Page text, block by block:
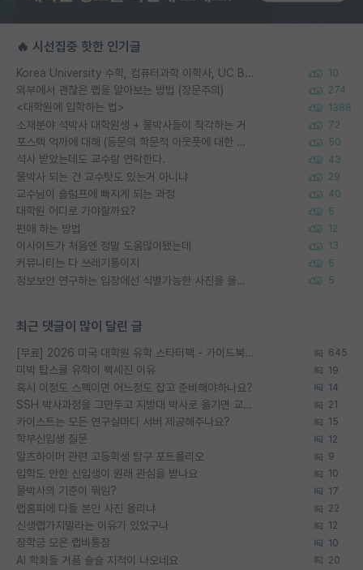
🔥 시선집중 핫한 인기글
Korea University 수학, 컴퓨터과학 이학사, UC Berkeley 산업공학 대학원 공학박사가 되는 것은 쉽지 않겠죠? 10
외부에서 괜찮은 랩을 알아보는 방법 (장문주의) 274
<대학원에 입학하는 법> 1388
소재분야 석박사 대학원생 + 물박사들이 착각하는 거 72
포스텍 억까에 대해 (동문의 학문적 아웃풋에 대한 반박) 50
석사 받았는데도 교수랑 연락한다. 43
물박사 되는 건 교수탓도 있는거 아니냐 29
교수님이 슬럼프에 빠지게 되는 과정 40
대학원 어디로 가야할까요? 5
편애 하는 방법 12
이사이트가 처음엔 정말 도움많이됐는데 13
커뮤니티는 다 쓰레기통이지 5
정보보안 연구하는 입장에선 식별가능한 사진을 올리는건 비추이긴함 5
최근 댓글이 많이 달린 글
[무료] 2026 미국 대학원 유학 스타터팩 - 가이드북 & 합격자 컨택메일 템플릿 645
미박 탑스쿨 유학이 빡세진 이유 19
혹시 이정도 스펙이면 어느정도 잡고 준비해야하나요? 14
SSH 박사과정을 그만두고 지방대 박사로 옮기면 교수의 꿈은 끝일까요? 21
카이스트는 모든 연구실마다 서버 제공해주나요? 15
학부신입생 질문 12
알츠하이머 관련 고등학생 탐구 포트폴리오 9
입학도 안한 신입생이 원래 관심을 받나요 10
물박사의 기준이 뭐임? 17
랩홈피에 다들 본인 사진 올리냐 22
신생랩가지말라는 이유가 있었구나 12
장학금 모은 랩비통장 10
AI 학회들 거품 슬슬 지적이 나오네요 20